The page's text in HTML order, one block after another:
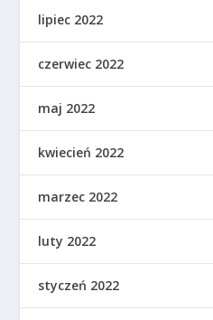
lipiec 2022
czerwiec 2022
maj 2022
kwiecień 2022
marzec 2022
luty 2022
styczeń 2022